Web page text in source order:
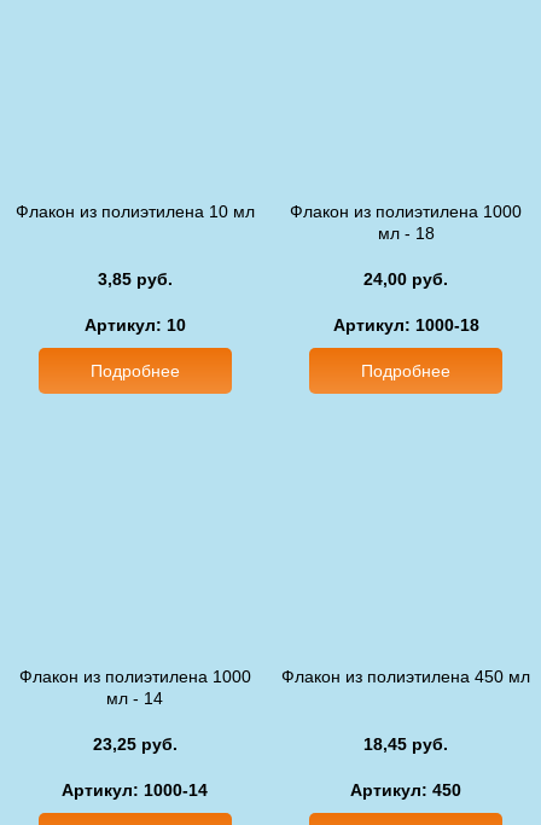
Флакон из полиэтилена 10 мл
3,85 руб.
Артикул: 10
Подробнее
Флакон из полиэтилена 1000
мл - 18
24,00 руб.
Артикул: 1000-18
Подробнее
Флакон из полиэтилена 1000
мл - 14
23,25 руб.
Артикул: 1000-14
Флакон из полиэтилена 450 мл
18,45 руб.
Артикул: 450